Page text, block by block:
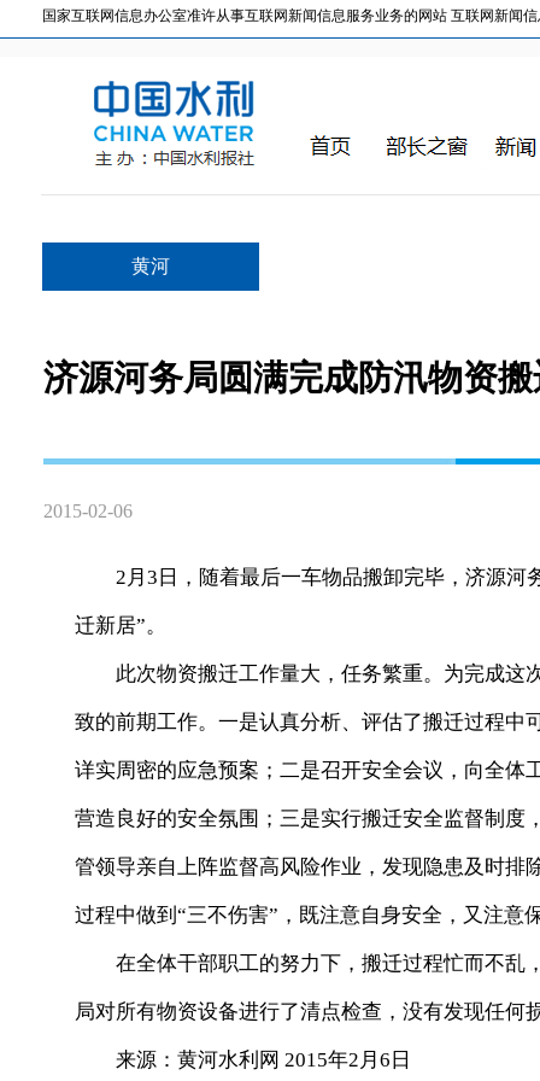
国家互联网信息办公室准许从事互联网新闻信息服务业务的网站 互联网新闻信
黄河
济源河务局圆满完成防汛物资
2015-02-06
2月3日，随着最后一车物品搬卸完毕，济源
迁新居”。
此次物资搬迁工作量大，任务繁重。为完成这
致的前期工作。一是认真分析、评估了搬迁过程
详实周密的应急预案；二是召开安全会议，向全
营造良好的安全氛围；三是实行搬迁安全监督制
管领导亲自上阵监督高风险作业，发现隐患及时
过程中做到 “三不伤害” ，既注意自身安全，又注意
在全体干部职工的努力下，搬迁过程忙而不乱
局对所有物资设备进行了清点检查，没有发现任何
来源：黄河水利网 2015年2月6日